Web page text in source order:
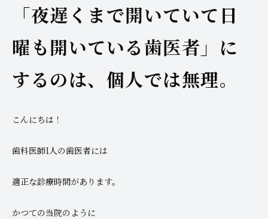
「夜遅くまで開いていて日
曜も開いている歯医者」に
するのは、個人では無理。
こんにちは！
歯科医師1人の歯医者には
適正な診療時間があります。
かつての当院のように